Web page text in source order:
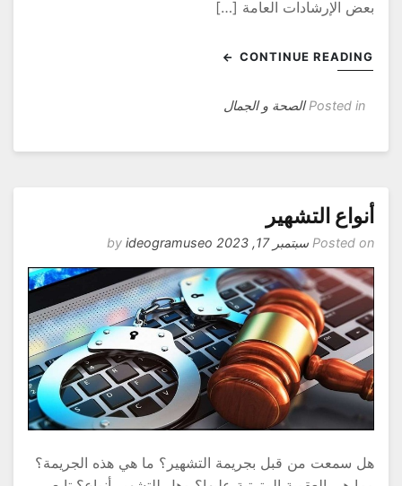
الإرشادات العامة […]
CONTINUE
Posted in الصحة و الجمال
التشهير
Posted سبتمبر 17, 2023 by
ideogramuseo
سمعت من قبل بجريمة التشهير؟ ما هي هذه الجريمة؟